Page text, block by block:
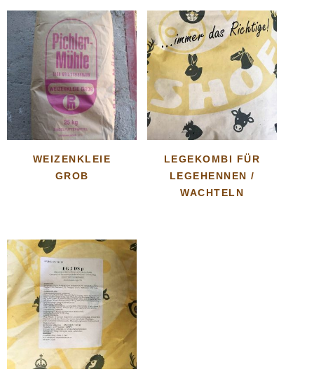
WEIZENKLEIE
GROB
LEGEKOMBI FÜR
LEGEHENNEN /
WACHTELN